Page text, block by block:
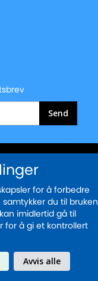
Send
for å forbedre
du til bruken
imidlertid gå til
for å gi et kontrollert
Avvis alle